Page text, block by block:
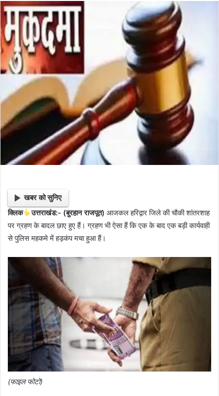
a
खबर को सुनिए
क्लिक
उत्तराखंड:- (बुरहान राजपूत) आजकल हरिद्वार जिले की चौकी शांतरशाह
पर ग्रहण के बादल छाए हुए हैं। ग्रहण भी ऐसा हैं कि एक के बाद एक बड़ी कार्यवाही
से पुलिस महकमे में हड़कंप मचा हुआ हैं।
(फाइल फोटो)